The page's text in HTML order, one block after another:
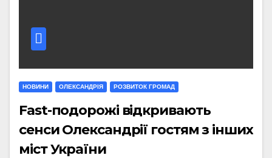
НОВИНИ ОЛЕКСАНДРІЯ РОЗВИТОК ГРОМАД
Fast-подорожі відкривають
сенси Олександрії гостям з інших
міст України